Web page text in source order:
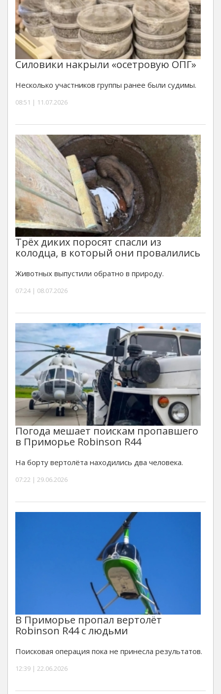
Силовики накрыли «осетровую ОПГ»
Несколько участников группы ранее были судимы.
08:51 | 11.07.2026
Трёх диких поросят спасли из
колодца, в который они провалились
Животных выпустили обратно в природу.
07:24 | 08.07.2026
Погода мешает поискам пропавшего
в Приморье Robinson R44
На борту вертолёта находились два человека.
07:22 | 29.06.2026
В Приморье пропал вертолёт
Robinson R44 с людьми
Поисковая операция пока не принесла результатов.
12:39 | 22.06.2026